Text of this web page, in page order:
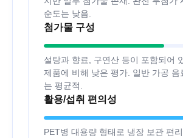
순도는 낮음.
첨가물 구성
설탕과 향료, 구연산 등이 포함되어
제품에 비해 낮은 평가. 일반 가공 음
는 평균적.
활용/섭취 편의성
PET병 대용량 형태로 냉장 보관 편